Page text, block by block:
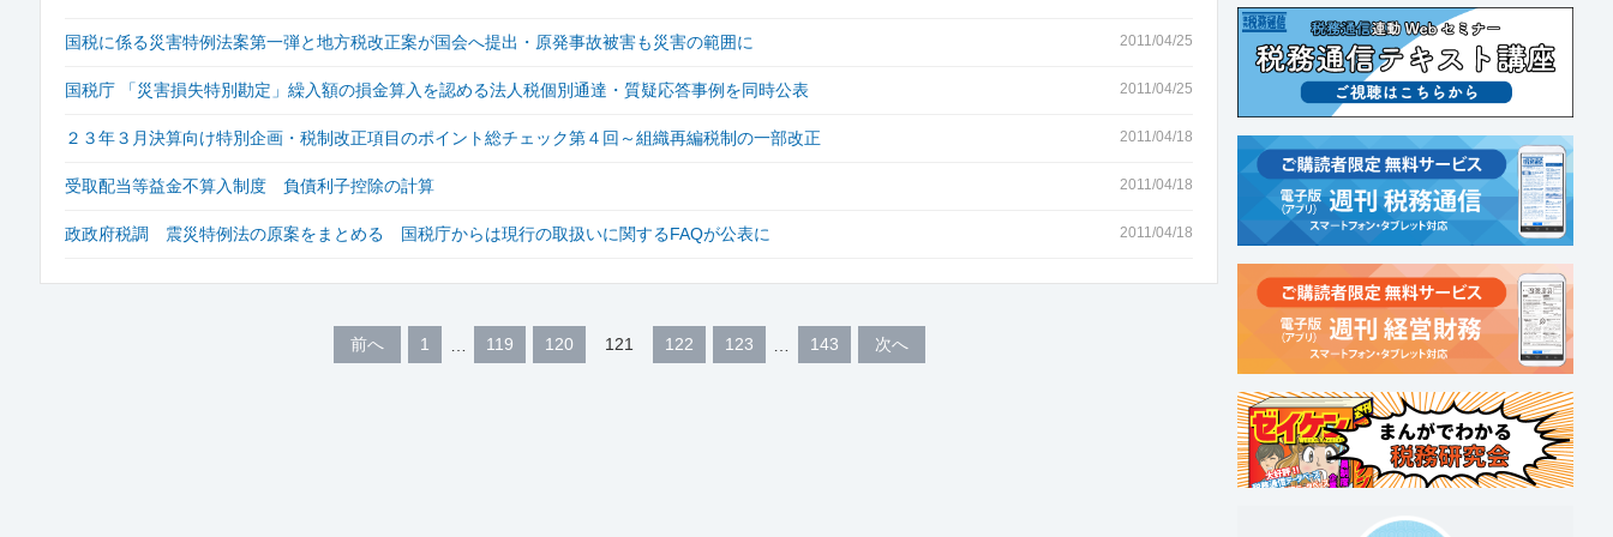
2011/04/25
国税に係る災害特例法案第一弾と地方税改正案が国会へ提出・原発事故被害も災害の範囲に
2011/04/25
国税庁 「災害損失特別勘定」繰入額の損金算入を認める法人税個別通達・質疑応答事例を同時公表
2011/04/18
２３年３月決算向け特別企画・税制改正項目のポイント総チェック第４回～組織再編税制の一部改正
2011/04/18
受取配当等益金不算入制度 負債利子控除の計算
2011/04/18
政政府税調 震災特例法の原案をまとめる 国税庁からは現行の取扱いに関するFAQが公表に
前へ 1 119 120 121 122 123 143 次へ